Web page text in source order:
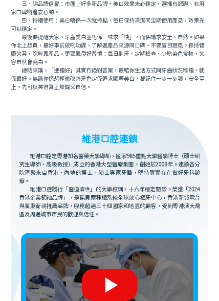
三、睇品牌信譽：市面上好多新品牌，美白效果未必穩定，選擇有認證、有用
家口碑嘅會安心啲。
四、持續使用：美白唔係一次就搞掂，每日保持清潔同定期使用產品，效果先
可以穩定。
最後要提醒大家，牙齒美白並唔係一味求「快」，而係講求安全、自然。如果
你北上想買，最好事前做啲功課，了解返產品來源同口碑，不要盲目跟風。保持健
康笑容，除咗靠產品，更要靠良好習慣：每日刷牙、定期檢查、少啲染色食物，笑
容自然會亮白。
總結來講，「邊種好」其實冇絕對答案，最啱你生活方式同牙齒狀況嗰種，就
係最好。無論你係想輕微改善牙色定係追求顯著美白，都記住一步一步嚟，安全至
上，先可以笑得真正燦爛又自信。
維港口腔連鎖
維港口腔是粵港知名醫藥大學導師、國家985重點大學醫學博士（碩士研
究生導師、高級教授）成立的香港大型醫療集團，創始於2008年。連鎖各分
院匯聚來自香港、內地的博士、碩士專家牙醫，堅持實實在在做好牙科診
療。
維港口腔踐行「醫道濟世」的大學校訓，十六年穩定開診。榮獲「2024
香港企業領袖品牌」，是諾貝爾種植系統全球放心植牙中心，香港新城電台
與廣東衛視推薦品牌，服務超過三十個國家和地區的顧客，受到粵港澳大灣
區及周邊城市市民的歡迎與信任。